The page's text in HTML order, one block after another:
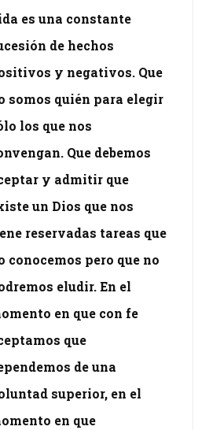
es una constante
de hechos
y negativos. Que
somos quién para elegir
los que nos
Que debemos
y admitir que
un Dios que nos
reservadas tareas que
conocemos pero que no
eludir. En el
en que con fe
que
de una
superior, en el
en que